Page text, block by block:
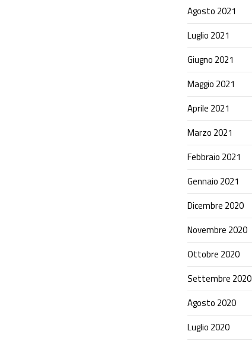
Agosto 2021
Luglio 2021
Giugno 2021
Maggio 2021
Aprile 2021
Marzo 2021
Febbraio 2021
Gennaio 2021
Dicembre 2020
Novembre 2020
Ottobre 2020
Settembre 2020
Agosto 2020
Luglio 2020